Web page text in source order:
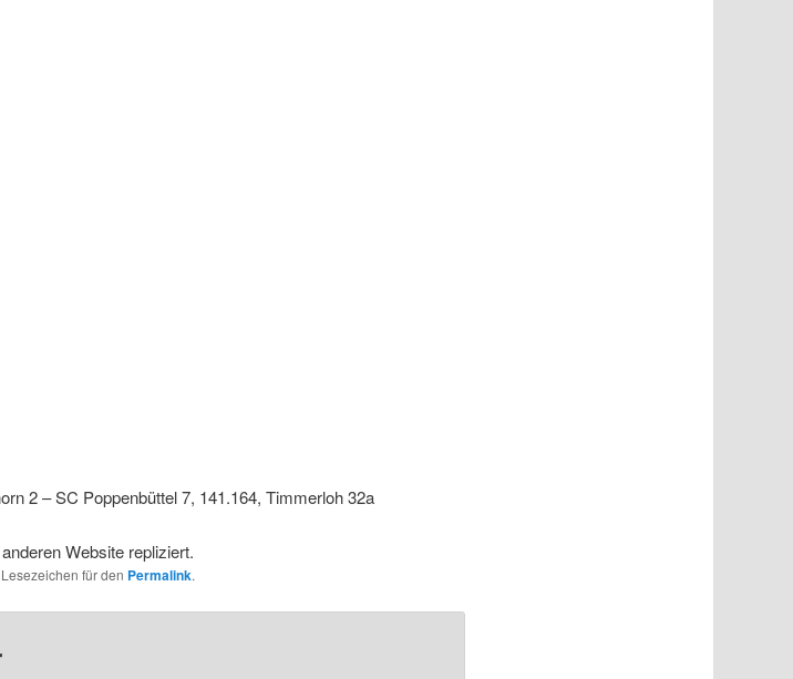
2 – SC Poppenbüttel 7, 141.164, Timmerloh 32a
Website repliziert.
für den Permalink.